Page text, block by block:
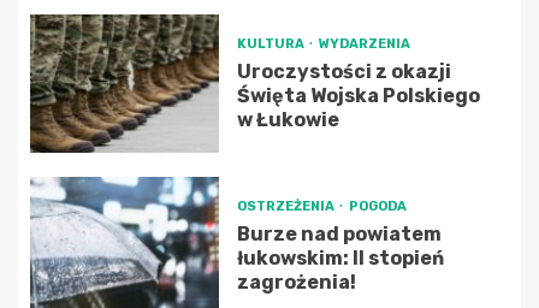
KULTURA WYDARZENIA
Uroczystości z okazji
Święta Wojska Polskiego
w Łukowie
OSTRZEŻENIA POGODA
Burze nad powiatem
łukowskim: II stopień
zagrożenia!